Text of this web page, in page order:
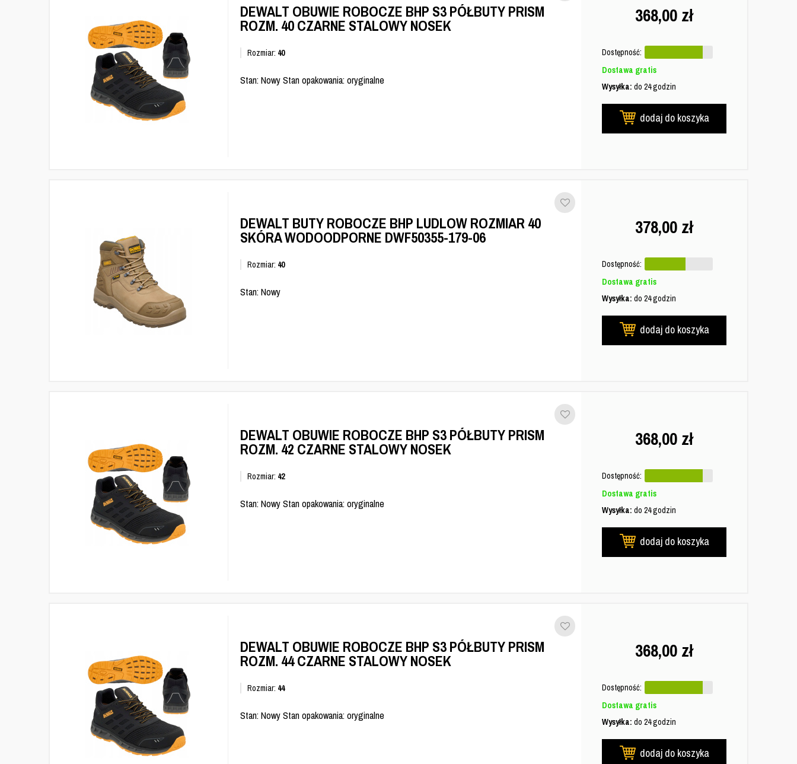
DEWALT OBUWIE ROBOCZE BHP S3 PÓŁBUTY PRISM
ROZM. 40 CZARNE STALOWY NOSEK
Rozmiar: 40
Stan: Nowy Stan opakowania: oryginalne
368,00 zł
Dostępność:
Dostawa gratis
Wysyłka: do 24 godzin
dodaj do koszyka
DEWALT BUTY ROBOCZE BHP LUDLOW ROZMIAR 40
SKÓRA WODOODPORNE DWF50355-179-06
Rozmiar: 40
Stan: Nowy
378,00 zł
Dostępność:
Dostawa gratis
Wysyłka: do 24 godzin
dodaj do koszyka
DEWALT OBUWIE ROBOCZE BHP S3 PÓŁBUTY PRISM
ROZM. 42 CZARNE STALOWY NOSEK
Rozmiar: 42
Stan: Nowy Stan opakowania: oryginalne
368,00 zł
Dostępność:
Dostawa gratis
Wysyłka: do 24 godzin
dodaj do koszyka
DEWALT OBUWIE ROBOCZE BHP S3 PÓŁBUTY PRISM
ROZM. 44 CZARNE STALOWY NOSEK
Rozmiar: 44
Stan: Nowy Stan opakowania: oryginalne
368,00 zł
Dostępność:
Dostawa gratis
Wysyłka: do 24 godzin
dodaj do koszyka